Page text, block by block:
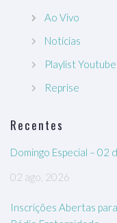
Ao Vivo
Notícias
Playlist Youtube
Reprise
Recentes
Domingo Especial – 02
02 ago, 2026
Inscrições Abertas